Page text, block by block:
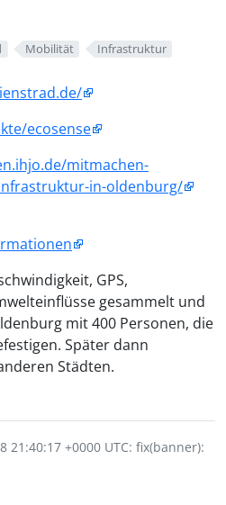
Mobilität Infrastruktur
ecosense
mitmachen-
in-oldenburg/
GPS,
gesammelt und
mit 400 Personen, die
Später dann
Städten.
21:40:17 +0000 UTC: fix(banner):